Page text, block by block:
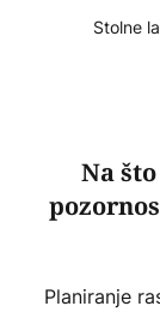
Stolne
Na
Planiranje